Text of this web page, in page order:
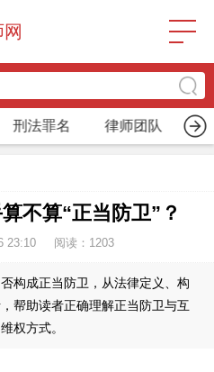
刑法罪名 律师团队
不算“正当防卫”？
23:10 阅读： 1203
构成正当防卫，从法律定义、构
帮助读者正确理解正当防卫与互
权方式。